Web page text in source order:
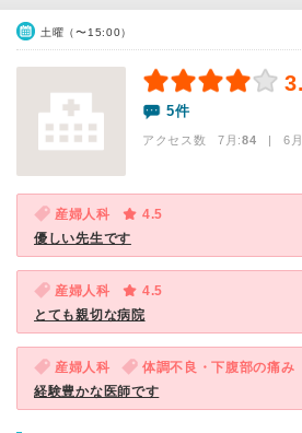
土曜（〜15:00）
5件
アクセス数 7月:84 | 6
産婦人科
4.5
優しい先生です
産婦人科
4.5
とても親切な病院
産婦人科 体調不良・下腹部の痛み
経験豊かな医師です